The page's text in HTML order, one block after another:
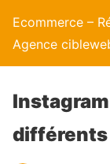
Ecommerce –
Agence